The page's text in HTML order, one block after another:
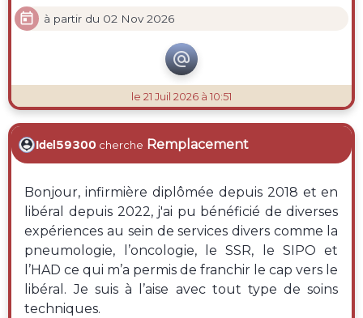
 à partir du 02 Nov 2026

le 21 Juil 2026 à 10:51
Idel59300 cherche Remplacement
Bonjour, infirmière diplômée depuis 2018 et en
libéral depuis 2022, j'ai pu bénéficié de diverses
expériences au sein de services divers comme la
pneumologie, l’oncologie, le SSR, le SIPO et
l’HAD ce qui m’a permis de franchir le cap vers le
libéral. Je suis à l’aise avec tout type de soins
techniques.